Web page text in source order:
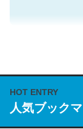
説してる記事
https://
/064121
─GPTの仕組み
HOT ENTRY
人気ブック